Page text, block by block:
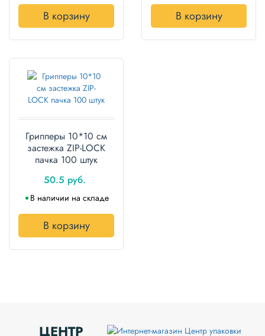
В корзину В корзину
Грипперы 10*10 см
застежка ZIP-LOCK
пачка 100 штук
50.5 руб.
В наличии на складе
В корзину
ЦЕНТР